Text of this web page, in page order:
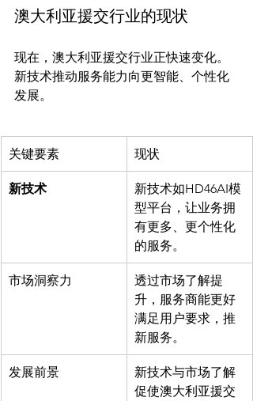
澳大利亚援交行业的现状
现在，澳大利亚援交行业正快速变化。
新技术推动服务能力向更智能、个性化
关键要素 现状
新技术
新技术如HD46AI模
型平台，让业务拥
有更多、更个性化
的服务。
市场洞察力
透过市场了解提
升，服务商能更好
满足用户要求，推
新服务。
发展前景
新技术与市场了解
促使澳大利亚援交